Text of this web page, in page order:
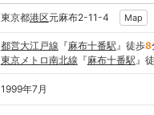
東京都港区元麻布2-11-4 Map
都営大江戸線 『麻布十番駅』徒歩8
東京メトロ南北線 『麻布十番駅』
1999年7月